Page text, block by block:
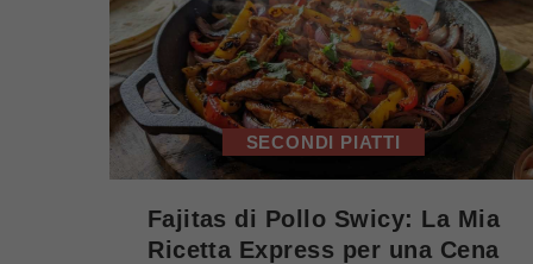
SECONDI PIATTI
Fajitas di Pollo Swicy: La Mia
Ricetta Express per una Cena